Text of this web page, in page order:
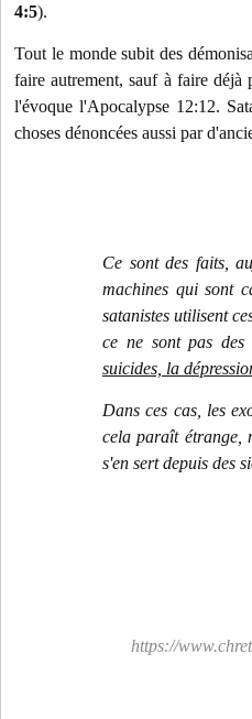
4:5).
Tout le monde subit des
faire autrement, sauf à faire
l'évoque l'Apocalypse 12:12.
choses dénoncées aussi par
Ce sont des faits,
machines qui sont
satanistes utilisent
ce ne sont pas des
suicides, la
Dans ces cas, les
cela paraît étrange,
s'en sert depuis des
https://